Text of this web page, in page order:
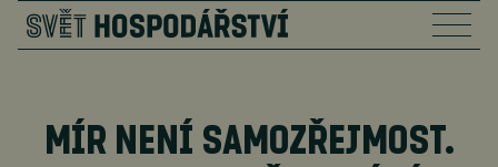
MÍR NENÍ SAMOZŘEJMOST.